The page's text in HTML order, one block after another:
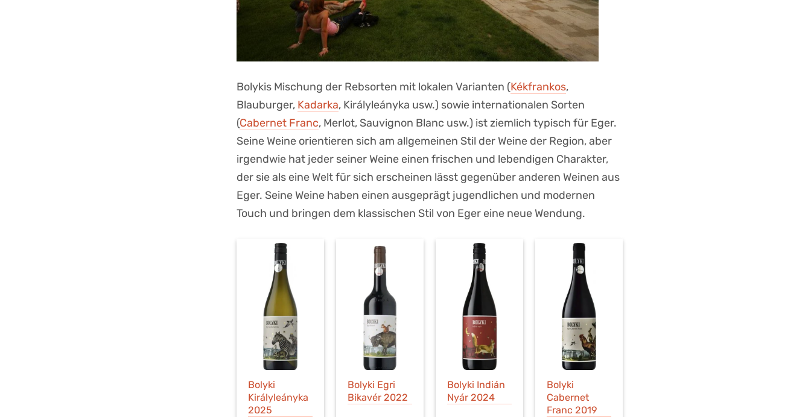
Bolykis Mischung der Rebsorten mit lokalen Varianten (Kékfrankos,
Blauburger, Kadarka, Királyleányka usw.) sowie internationalen Sorten
(Cabernet Franc, Merlot, Sauvignon Blanc usw.) ist ziemlich typisch für Eger.
Seine Weine orientieren sich am allgemeinen Stil der Weine der Region, aber
irgendwie hat jeder seiner Weine einen frischen und lebendigen Charakter,
der sie als eine Welt für sich erscheinen lässt gegenüber anderen Weinen aus
Eger. Seine Weine haben einen ausgeprägt jugendlichen und modernen
Touch und bringen dem klassischen Stil von Eger eine neue Wendung.
Bolyki
Királyleányka
2025
Bolyki Egri
Bikavér 2022
Bolyki Indián
Nyár 2024
Bolyki
Cabernet
Franc 2019